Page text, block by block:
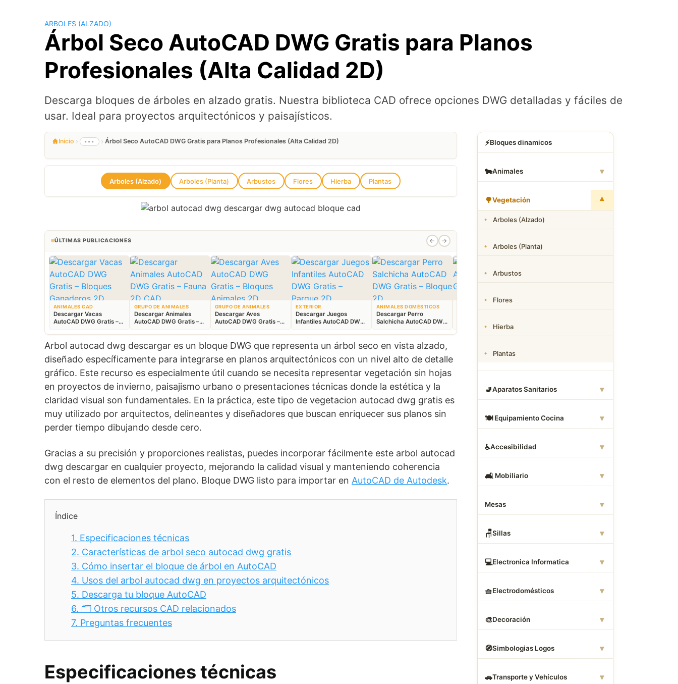
ARBOLES (ALZADO)
Árbol Seco AutoCAD DWG Gratis para Planos
Profesionales (Alta Calidad 2D)
Descarga bloques de árboles en alzado gratis. Nuestra biblioteca CAD ofrece opciones DWG detalladas y fáciles de
usar. Ideal para proyectos arquitectónicos y paisajísticos.
Inicio › ••• › Árbol Seco AutoCAD DWG Gratis para Planos Profesionales (Alta Calidad 2D)
Arboles (Alzado) Arboles (Planta) Arbustos Flores Hierba Plantas
ÚLTIMAS PUBLICACIONES ← →
ANIMALES CAD
Descargar Vacas
AutoCAD DWG Gratis –
Bloques Ganaderos 2D
GRUPO DE ANIMALES
Descargar Animales
AutoCAD DWG Gratis –
Fauna 2D CAD
GRUPO DE ANIMALES
Descargar Aves
AutoCAD DWG Gratis –
Bloques Animales 2D
EXTERIOR
Descargar Juegos
Infantiles AutoCAD DWG
Gratis – Parque 2D
ANIMALES DOMÉSTICOS
Descargar Perro
Salchicha AutoCAD DWG
Gratis – Bloque 2D
Bloques 2D
Arbol autocad dwg descargar es un bloque DWG que representa un árbol seco en vista alzado,
diseñado específicamente para integrarse en planos arquitectónicos con un nivel alto de detalle
gráfico. Este recurso es especialmente útil cuando se necesita representar vegetación sin hojas
en proyectos de invierno, paisajismo urbano o presentaciones técnicas donde la estética y la
claridad visual son fundamentales. En la práctica, este tipo de vegetacion autocad dwg gratis es
muy utilizado por arquitectos, delineantes y diseñadores que buscan enriquecer sus planos sin
perder tiempo dibujando desde cero.
Gracias a su precisión y proporciones realistas, puedes incorporar fácilmente este arbol autocad
dwg descargar en cualquier proyecto, mejorando la calidad visual y manteniendo coherencia
con el resto de elementos del plano. Bloque DWG listo para importar en AutoCAD de Autodesk.
Índice
1. Especificaciones técnicas
2. Características de arbol seco autocad dwg gratis
3. Cómo insertar el bloque de árbol en AutoCAD
4. Usos del arbol autocad dwg en proyectos arquitectónicos
5. Descarga tu bloque AutoCAD
6. 🗂️ Otros recursos CAD relacionados
7. Preguntas frecuentes
Especificaciones técnicas
⚡Bloques dinamicos
🐄Animales ▾
🌳Vegetación ▾
Arboles (Alzado)
Arboles (Planta)
Arbustos
Flores
Hierba
Plantas
🚽Aparatos Sanitarios ▾
🍽️ Equipamiento Cocina ▾
♿Accesibilidad ▾
🛋 ️ Mobiliario ▾
Mesas ▾
🪑Sillas ▾
💻Electronica Informatica ▾
🧺Electrodomésticos ▾
🎨Decoración ▾
🧭Simbologias Logos ▾
🚗Transporte y Vehículos ▾